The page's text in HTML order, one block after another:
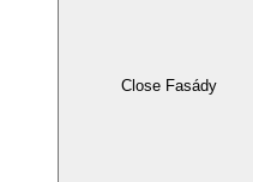
Close Fasády